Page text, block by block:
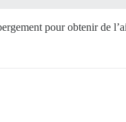
pour obtenir de